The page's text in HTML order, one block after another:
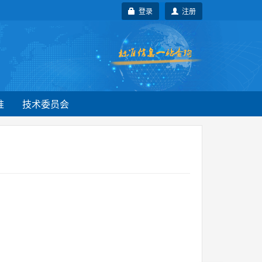
注册
登录
技术委员会